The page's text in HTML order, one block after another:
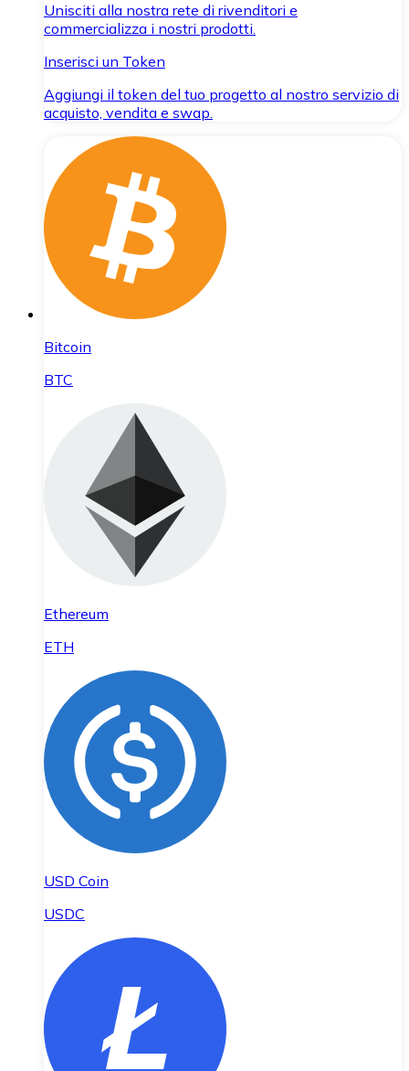
Unisciti alla nostra rete di rivenditori e
commercializza i nostri prodotti.
Inserisci un Token
Aggiungi il token del tuo progetto al nostro servizio di
acquisto, vendita e swap.
Bitcoin
BTC
Ethereum
ETH
USD Coin
USDC